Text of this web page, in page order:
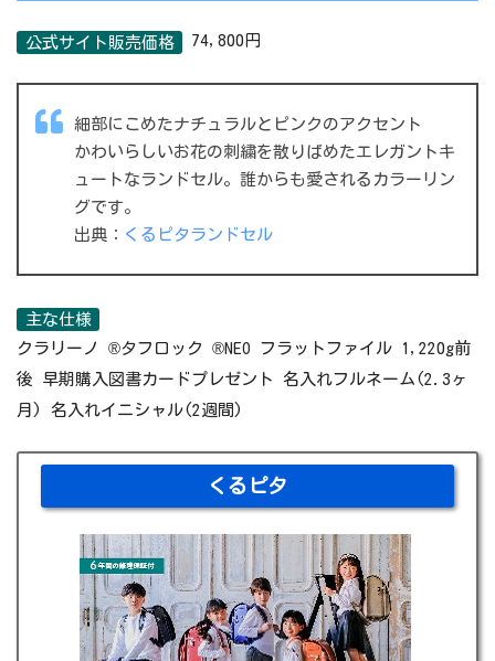
公式サイト販売価格 74,800円
細部にこめたナチュラルとピンクのアクセント
かわいらしいお花の刺繍を散りばめたエレガントキ
ュートなランドセル。誰からも愛されるカラーリン
グです。
出典： くるピタランドセル
主な仕様
クラリーノ ®タフロック ®NEO フラットファイル 1,220g前
後 早期購入図書カードプレゼント 名入れフルネーム(2.3ヶ
月) 名入れイニシャル(2週間)
くるピタ